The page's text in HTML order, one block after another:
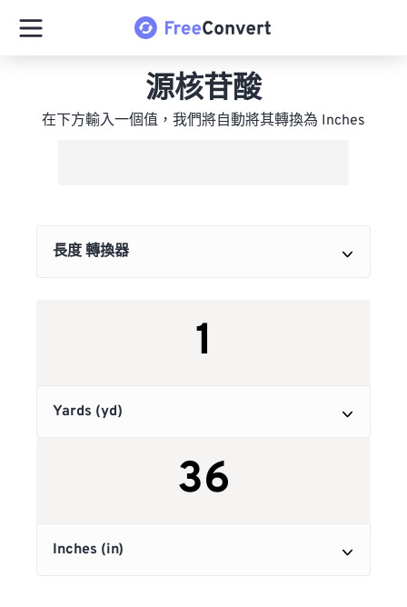
源核苷酸
在下方輸入一個值，我們將自動將其轉換為 Inches